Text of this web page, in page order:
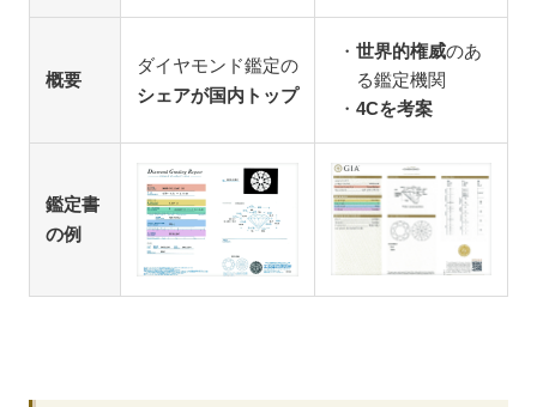
概要
ダイヤモンド鑑定の
シェアが国内トップ
世界的権威のあ
る鑑定機関
4Cを考案
鑑定書
の例